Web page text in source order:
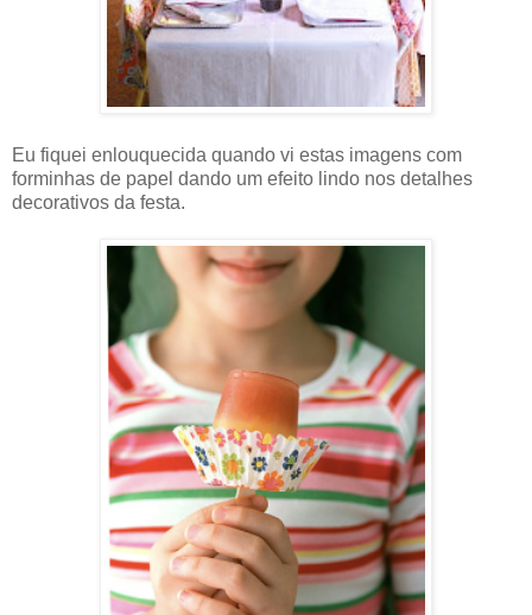
Eu fiquei enlouquecida quando vi estas imagens com
forminhas de papel dando um efeito lindo nos detalhes
decorativos da festa.